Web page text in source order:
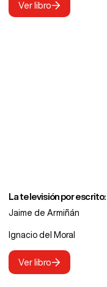
Ver libro
La televisión por
Jaime de Armiñán
Ignacio del Moral
Ver libro